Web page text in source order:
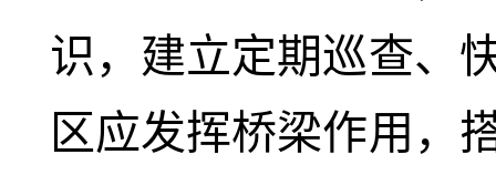
识，建立定期巡查、
区应发挥桥梁作用，